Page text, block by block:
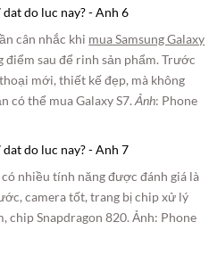
cân nhắc khi mua Samsung Galaxy
điểm sau để rinh sản phẩm. Trước
mới, thiết kế đẹp, mà không
có thể mua Galaxy S7.Ảnh: Phone
nhiều tính năng được đánh giá là
camera tốt, trang bị chip xử lý
chip Snapdragon 820. Ảnh: Phone